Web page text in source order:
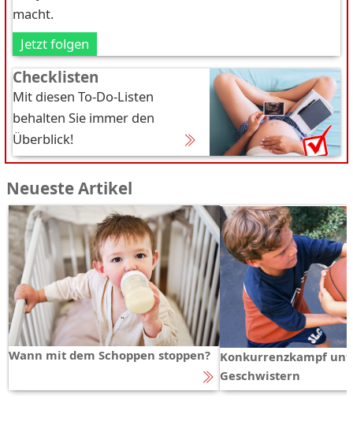
macht.
Jetzt folgen
Checklisten
Mit diesen To-Do-Listen
behalten Sie immer den
Überblick!
Neueste Artikel
Wann mit dem Schoppen stoppen?
Konkurrenzkampf
Geschwistern